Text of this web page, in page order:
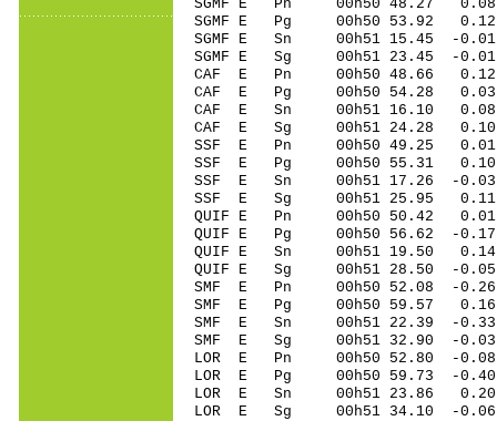
SGMF E Pn 00h50 48.27 0.08
SGMF E Pg 00h50 53.92 0.12
SGMF E Sn 00h51 15.45 -0.01
SGMF E Sg 00h51 23.45 -
CAF E Pn 00h50 48.66 0.12
CAF E Pg 00h50 54.28 0.03
CAF E Sn 00h51 16.10 0.08
CAF E Sg 00h51 24.28
SSF E Pn 00h50 49.25 0.01
SSF E Pg 00h50 55.31 0.10
SSF E Sn 00h51 17.26 -
SSF E Sg 00h51 25.95
QUIF E Pn 00h50 50.42 0.01
QUIF E Pg 00h50 56.62 -0.17
QUIF E Sn 00h51 19.50 0.14
QUIF E Sg 00h51 28.50 -
SMF E Pn 00h50 52.08 -
SMF E Pg 00h50 59.57 0.16
SMF E Sn 00h51 22.39 -
SMF E Sg 00h51 32.90 -
LOR E Pn 00h50 52.80 -
LOR E Pg 00h50 59.73 -
LOR E Sn 00h51 23.86 0.20
LOR E Sg 00h51 34.10 -